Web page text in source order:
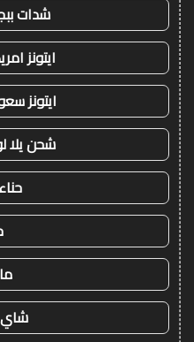
شدات
ايتونز
ايتونز
شحن يلا
شاي